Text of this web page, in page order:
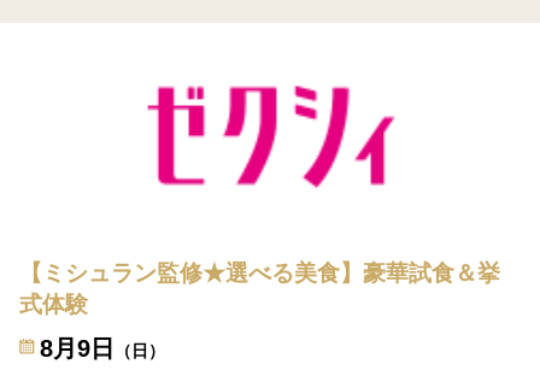
【ミシュラン監修★選べる美食】豪華試食＆挙
式体験
8月9日
（日）